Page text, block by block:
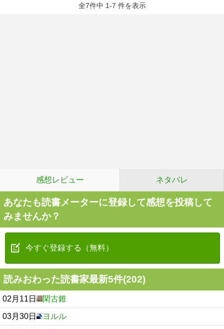
全7件中 1-7 件を表示
感想レビュー ネタバレ
あなたも読書メーターに登録して感想を投稿して
みませんか？
今すぐ登録する（無料）
読みおわった読書家最新5件(202)
02月11日 閑古錐
03月30日 ヨルル